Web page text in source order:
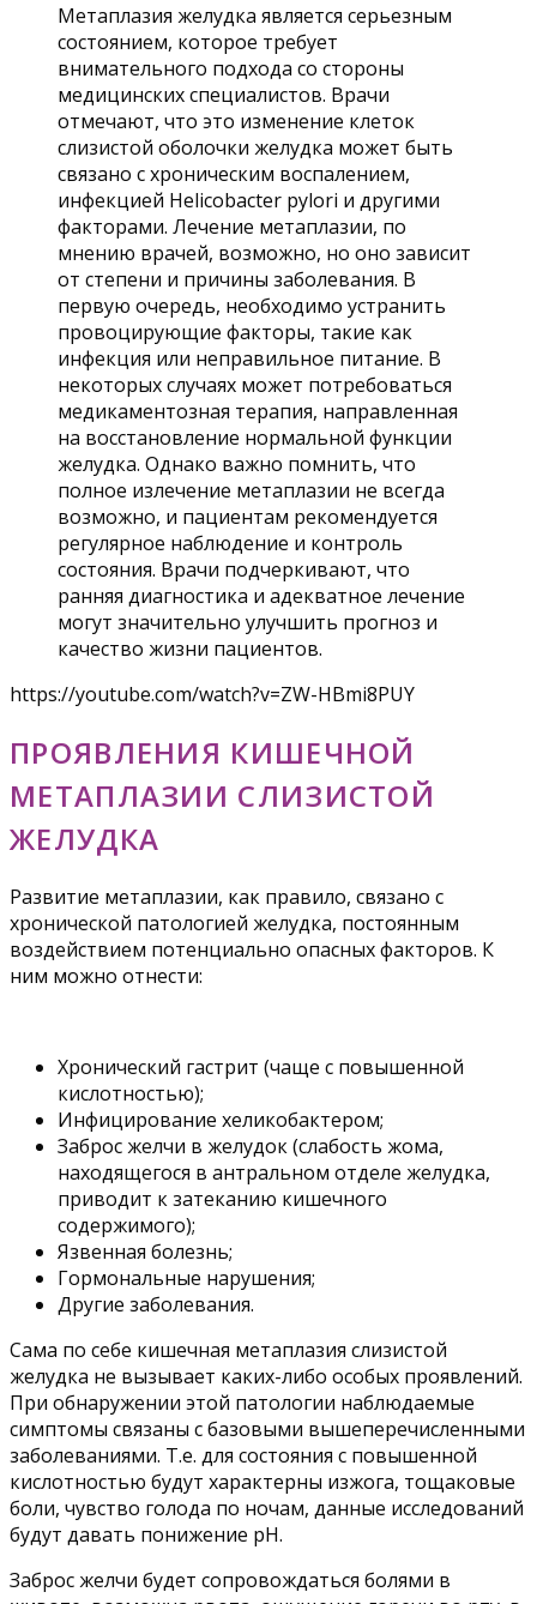
Метаплазия желудка является серьезным
состоянием, которое требует
внимательного подхода со стороны
медицинских специалистов. Врачи
отмечают, что это изменение клеток
слизистой оболочки желудка может быть
связано с хроническим воспалением,
инфекцией Helicobacter pylori и другими
факторами. Лечение метаплазии, по
мнению врачей, возможно, но оно зависит
от степени и причины заболевания. В
первую очередь, необходимо устранить
провоцирующие факторы, такие как
инфекция или неправильное питание. В
некоторых случаях может потребоваться
медикаментозная терапия, направленная
на восстановление нормальной функции
желудка. Однако важно помнить, что
полное излечение метаплазии не всегда
возможно, и пациентам рекомендуется
регулярное наблюдение и контроль
состояния. Врачи подчеркивают, что
ранняя диагностика и адекватное лечение
могут значительно улучшить прогноз и
качество жизни пациентов.
https://youtube.com/watch?v=ZW-HBmi8PUY
ПРОЯВЛЕНИЯ КИШЕЧНОЙ
МЕТАПЛАЗИИ СЛИЗИСТОЙ
ЖЕЛУДКА
Развитие метаплазии, как правило, связано с
хронической патологией желудка, постоянным
воздействием потенциально опасных факторов. К
ним можно отнести:
Хронический гастрит (чаще с повышенной
кислотностью);
Инфицирование хеликобактером;
Заброс желчи в желудок (слабость жома,
находящегося в антральном отделе желудка,
приводит к затеканию кишечного
содержимого);
Язвенная болезнь;
Гормональные нарушения;
Другие заболевания.
Сама по себе кишечная метаплазия слизистой
желудка не вызывает каких-либо особых проявлений.
При обнаружении этой патологии наблюдаемые
симптомы связаны с базовыми вышеперечисленными
заболеваниями. Т.е. для состояния с повышенной
кислотностью будут характерны изжога, тощаковые
боли, чувство голода по ночам, данные исследований
будут давать понижение рН.
Заброс желчи будет сопровождаться болями в